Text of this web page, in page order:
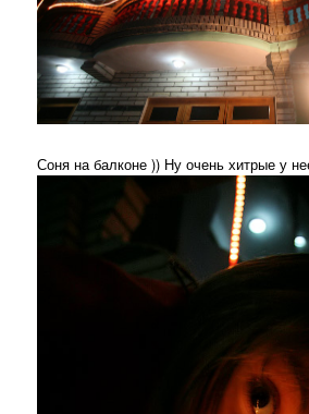
Соня на балконе )) Ну очень хитрые у